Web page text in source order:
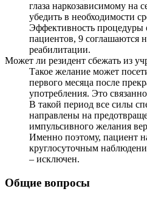
глаза наркозависимому на
убедить в необходимости
Эффективность процедуры
пациентов, 9 соглашаются
реабилитации.
Может ли резидент сбежать из
Такое желание может
первого месяца после
употребления. Это
В такой период все силы
направлены на
импульсивного желания
Именно поэтому, пациент
круглосуточным
– исключен.
Общие вопросы